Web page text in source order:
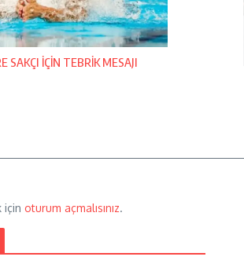
SAKÇI İÇİN TEBRİK MESAJI
için oturum açmalısınız.